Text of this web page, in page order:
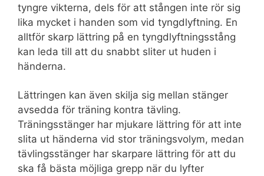
tyngre vikterna, dels för att stången inte rör sig
lika mycket i handen som vid tyngdlyftning. En
alltför skarp lättring på en tyngdlyftningsstång
kan leda till att du snabbt sliter ut huden i
händerna.
Lättringen kan även skilja sig mellan stänger
avsedda för träning kontra tävling.
Träningsstänger har mjukare lättring för att inte
slita ut händerna vid stor träningsvolym, medan
tävlingsstänger har skarpare lättring för att du
ska få bästa möjliga grepp när du lyfter